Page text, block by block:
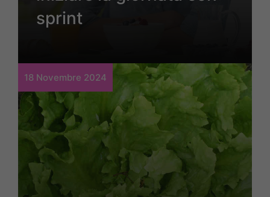
sprint
18 Novembre 2024